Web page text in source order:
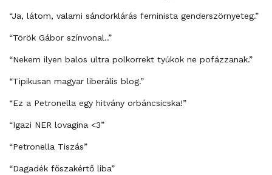
“Ja, látom, valami sándorklárás feminista genderszörnyeteg.”
“Török Gábor színvonal..”
“Nekem ilyen balos ultra polkorrekt tyúkok ne pofázzanak.”
“Tipikusan magyar liberális blog.”
“Ez a Petronella egy hitvány orbáncsicska!”
“Igazi NER lovagina <3”
“Petronella Tiszás”
“Dagadék főszakértő liba”